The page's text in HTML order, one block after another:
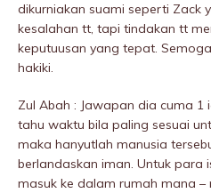
dikurniakan suami seperti Zack
kesalahan tt, tapi tindakan tt
keputuusan yang tepat.
hakiki.
Zul Abah : Jawapan dia cuma 1
tahu waktu bila paling sesuai
maka hanyutlah manusia
berlandaskan iman. Untuk para
masuk ke dalam rumah mana